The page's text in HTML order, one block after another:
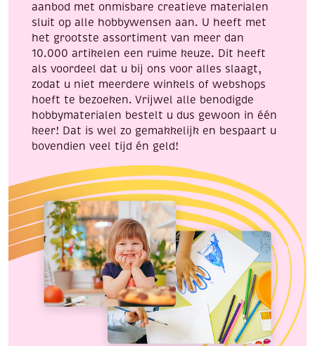
aanbod met onmisbare creatieve materialen
sluit op alle hobbywensen aan. U heeft met
het grootste assortiment van meer dan
10.000 artikelen een ruime keuze. Dit heeft
als voordeel dat u bij ons voor alles slaagt,
zodat u niet meerdere winkels of webshops
hoeft te bezoeken. Vrijwel alle benodigde
hobbymaterialen bestelt u dus gewoon in één
keer! Dat is wel zo gemakkelijk en bespaart u
bovendien veel tijd én geld!